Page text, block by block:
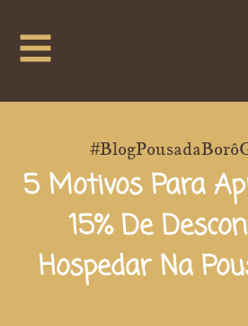
5 Motivos Para
15% De
Hospedar Na